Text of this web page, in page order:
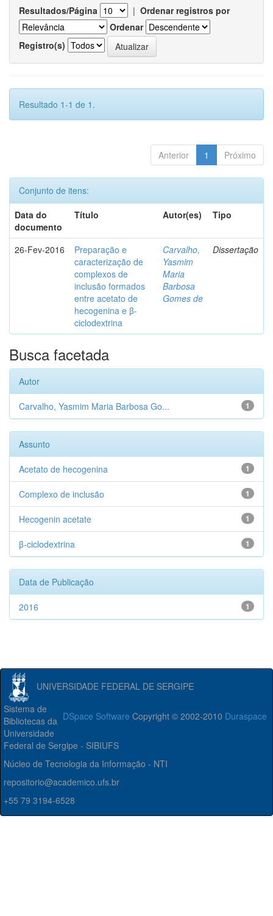
Resultados/Página | Ordenar registros por
Ordenar
Registro(s)
Resultado 1-1 de 1.
Anterior 1 Próximo
Conjunto de itens:
Data do
documento
Título Autor(es) Tipo
26-Fev-2016
Preparação e
caracterização de
complexos de
inclusão formados
entre acetato de
hecogenina e β-
ciclodextrina
Carvalho,
Yasmim
Maria
Barbosa
Gomes de
Dissertação
Busca facetada
Autor
1
Carvalho, Yasmim Maria Barbosa Go...
Assunto
1
Acetato de hecogenina
1
Complexo de inclusão
1
Hecogenin acetate
1
β-ciclodextrina
Data de Publicação
1
2016
UNIVERSIDADE FEDERAL DE SERGIPE
DSpace Software Copyright © 2002-2010 Duraspace
Sistema de
Bibliotecas da
Universidade
Federal de Sergipe - SIBIUFS
Núcleo de Tecnologia da Informação - NTI
repositorio@academico.ufs.br
+55 79 3194-6528